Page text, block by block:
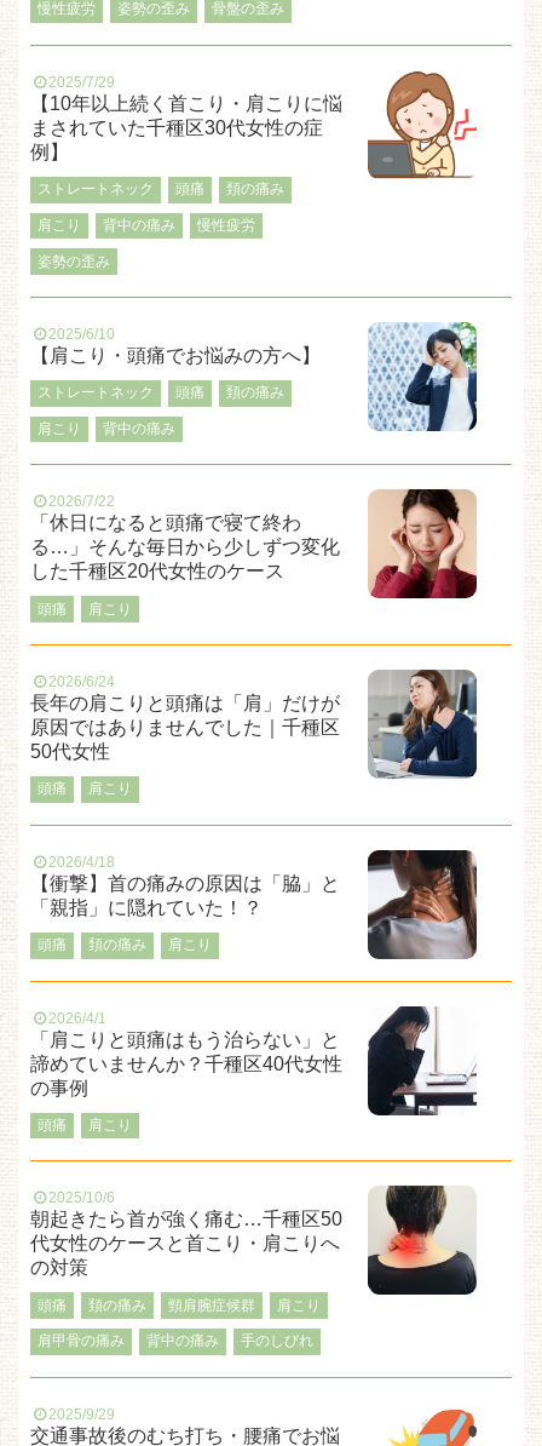
慢性疲労 姿勢の歪み 骨盤の歪み
2025/7/29
【10年以上続く首こり・肩こりに悩
まされていた千種区30代女性の症
例】
ストレートネック 頭痛 頚の痛み
肩こり 背中の痛み 慢性疲労
姿勢の歪み
2025/6/10
【肩こり・頭痛でお悩みの方へ】
ストレートネック 頭痛 頚の痛み
肩こり 背中の痛み
2026/7/22
「休日になると頭痛で寝て終わ
る…」そんな毎日から少しずつ変化
した千種区20代女性のケース
頭痛 肩こり
2026/6/24
長年の肩こりと頭痛は「肩」だけが
原因ではありませんでした｜千種区
50代女性
頭痛 肩こり
2026/4/18
【衝撃】首の痛みの原因は「脇」と
「親指」に隠れていた！？
頭痛 頚の痛み 肩こり
2026/4/1
「肩こりと頭痛はもう治らない」と
諦めていませんか？千種区40代女性
の事例
頭痛 肩こり
2025/10/6
朝起きたら首が強く痛む…千種区50
代女性のケースと首こり・肩こりへ
の対策
頭痛 頚の痛み 頸肩腕症候群 肩こり
肩甲骨の痛み 背中の痛み 手のしびれ
2025/9/29
交通事故後のむち打ち・腰痛でお悩